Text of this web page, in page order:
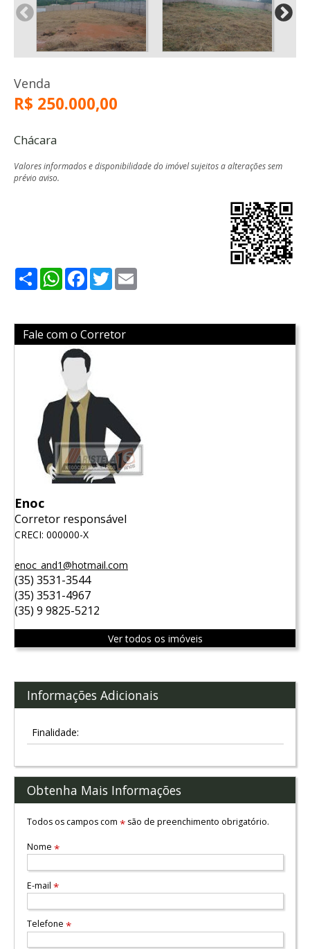
Venda
R$ 250.000,00
Chácara
Valores informados e disponibilidade do imóvel sujeitos a alterações sem
prévio aviso.
ShareWhatsApp
Facebook
Twitter
Fale com o Corretor
Enoc
Corretor responsável
CRECI: 000000-X
enoc_and1@hotmail.com
(35) 3531-3544
(35) 3531-4967
(35) 9 9825-5212
Ver todos os imóveis
Informações Adicionais
Finalidade:
Obtenha Mais Informações
Todos os campos com *são de preenchimento obrigatório.
Nome *
E-mail *
Telefone *